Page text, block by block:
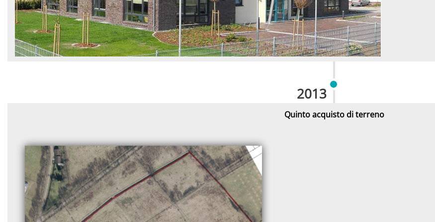
2013
Quinto acquisto di terreno